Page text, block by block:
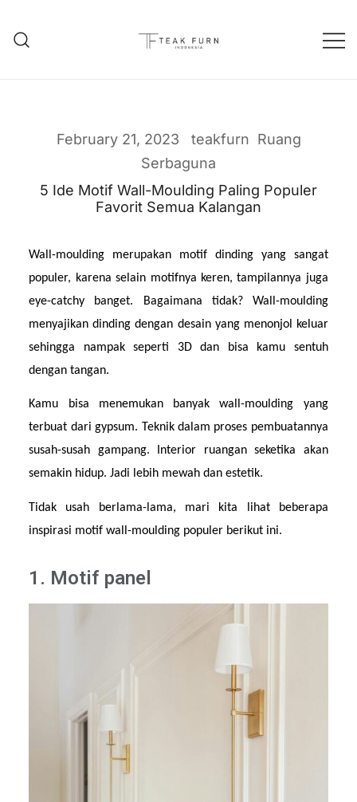
February 21, 2023 teakfurn Ruang
Serbaguna
5 Ide Motif Wall-Moulding Paling Populer
Favorit Semua Kalangan
Wall-moulding merupakan motif dinding yang sangat
populer, karena selain motifnya keren, tampilannya juga
eye-catchy banget. Bagaimana tidak? Wall-moulding
menyajikan dinding dengan desain yang menonjol keluar
sehingga nampak seperti 3D dan bisa kamu sentuh
dengan tangan.
Kamu bisa menemukan banyak wall-moulding yang
terbuat dari gypsum. Teknik dalam proses pembuatannya
susah-susah gampang. Interior ruangan seketika akan
semakin hidup. Jadi lebih mewah dan estetik.
Tidak usah berlama-lama, mari kita lihat beberapa
inspirasi motif wall-moulding populer berikut ini.
1. Motif panel